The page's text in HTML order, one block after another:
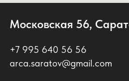
Московская 56,
+7 995 640 56 56
arca.saratov@gmail.com